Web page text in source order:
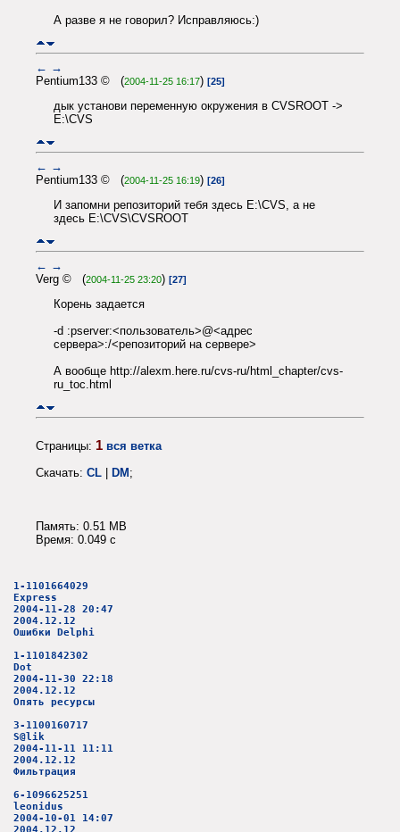
А разве я не говорил? Исправляюсь:)
← →
Pentium133 © (2004-11-25 16:17) [25]
дык установи переменную окружения в CVSROOT ->
E:\CVS
← →
Pentium133 © (2004-11-25 16:19) [26]
И запомни репозиторий тебя здесь E:\CVS, а не
здесь E:\CVS\CVSROOT
← →
Verg © (2004-11-25 23:20) [27]
Корень задается
-d :pserver:<пользователь>@<адрес
сервера>:/<репозиторий на сервере>
А вообще http://alexm.here.ru/cvs-ru/html_chapter/cvs-
ru_toc.html
Страницы: 1 вся ветка
Скачать: CL DM ;
Память: 0.51 MB
Время: 0.049 c
1-1101664029
Express
2004-11-28 20:47
2004.12.12
Ошибки Delphi
1-1101842302
Dot
2004-11-30 22:18
2004.12.12
Опять ресурсы
3-1100160717
S@lik
2004-11-11 11:11
2004.12.12
Фильтрация
6-1096625251
leonidus
2004-10-01 14:07